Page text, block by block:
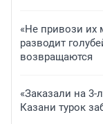
«Не привози их
разводит
возвращаются
«Заказали на
Казани турок